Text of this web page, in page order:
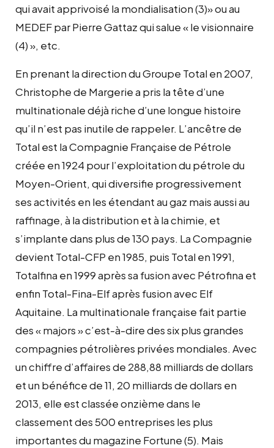
qui avait apprivoisé la mondialisation (3)» ou au
MEDEF par Pierre Gattaz qui salue « le visionnaire
(4) », etc.
En prenant la direction du Groupe Total en 2007,
Christophe de Margerie a pris la tête d’une
multinationale déjà riche d’une longue histoire
qu’il n’est pas inutile de rappeler. L’ancêtre de
Total est la Compagnie Française de Pétrole
créée en 1924 pour l’exploitation du pétrole du
Moyen-Orient, qui diversifie progressivement
ses activités en les étendant au gaz mais aussi au
raffinage, à la distribution et à la chimie, et
s’implante dans plus de 130 pays. La Compagnie
devient Total-CFP en 1985, puis Total en 1991,
Totalfina en 1999 après sa fusion avec Pétrofina et
enfin Total-Fina-Elf après fusion avec Elf
Aquitaine. La multinationale française fait partie
des « majors » c’est-à-dire des six plus grandes
compagnies pétrolières privées mondiales. Avec
un chiffre d’affaires de 288,88 milliards de dollars
et un bénéfice de 11, 20 milliards de dollars en
2013, elle est classée onzième dans le
classement des 500 entreprises les plus
importantes du magazine Fortune (5). Mais